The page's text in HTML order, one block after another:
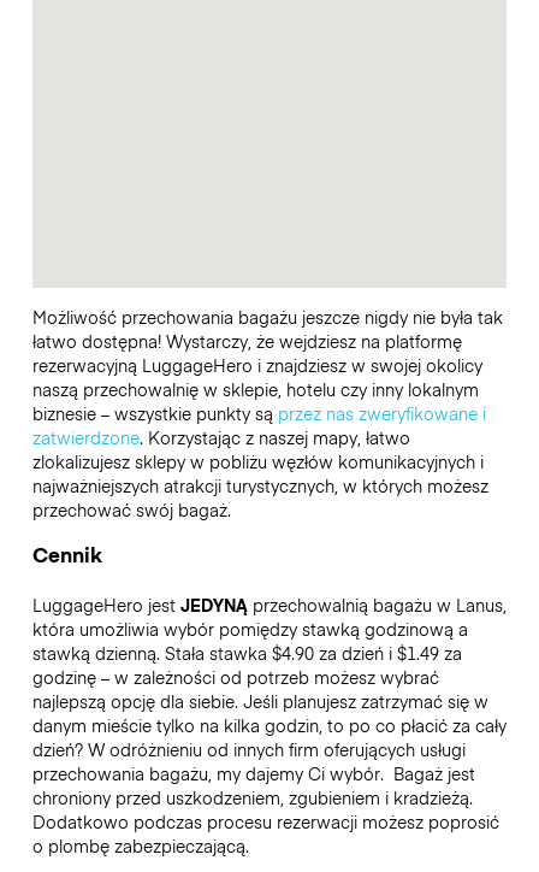
Możliwość przechowania bagażu jeszcze nigdy nie była tak
łatwo dostępna! Wystarczy, że wejdziesz na platformę
rezerwacyjną LuggageHero i znajdziesz w swojej okolicy
naszą przechowalnię w sklepie, hotelu czy inny lokalnym
biznesie – wszystkie punkty są przez nas zweryfikowane i
zatwierdzone. Korzystając z naszej mapy, łatwo
zlokalizujesz sklepy w pobliżu węzłów komunikacyjnych i
najważniejszych atrakcji turystycznych, w których możesz
przechować swój bagaż.
Cennik
LuggageHero jest JEDYNĄprzechowalnią bagażu w Lanus,
która umożliwia wybór pomiędzy stawką godzinową a
stawką dzienną. Stała stawka $4.90 za dzień i $1.49 za
godzinę – w zależności od potrzeb możesz wybrać
najlepszą opcję dla siebie. Jeśli planujesz zatrzymać się w
danym mieście tylko na kilka godzin, to po co płacić za cały
dzień? W odróżnieniu od innych firm oferujących usługi
przechowania bagażu, my dajemy Ci wybór. Bagaż jest
chroniony przed uszkodzeniem, zgubieniem i kradzieżą.
Dodatkowo podczas procesu rezerwacji możesz poprosić
o plombę zabezpieczającą.